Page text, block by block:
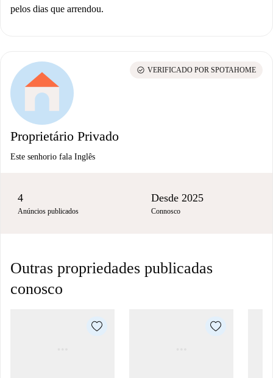
pelos dias que arrendou.
Proprietário Privado
Este senhorio fala Inglês
check_circle VERIFICADO POR SPOTAHOME
4
Anúncios publicados
Desde 2025
Connosco
Outras propriedades publicadas
conosco